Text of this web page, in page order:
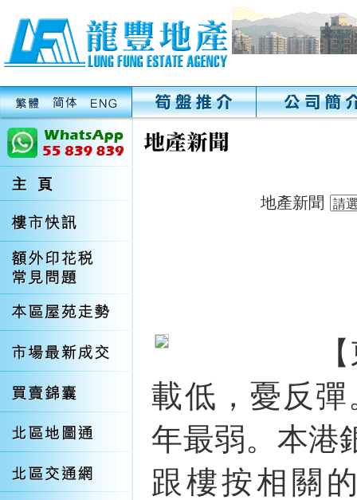
地產新聞
載低，憂反
年最弱。本港
跟樓按相關